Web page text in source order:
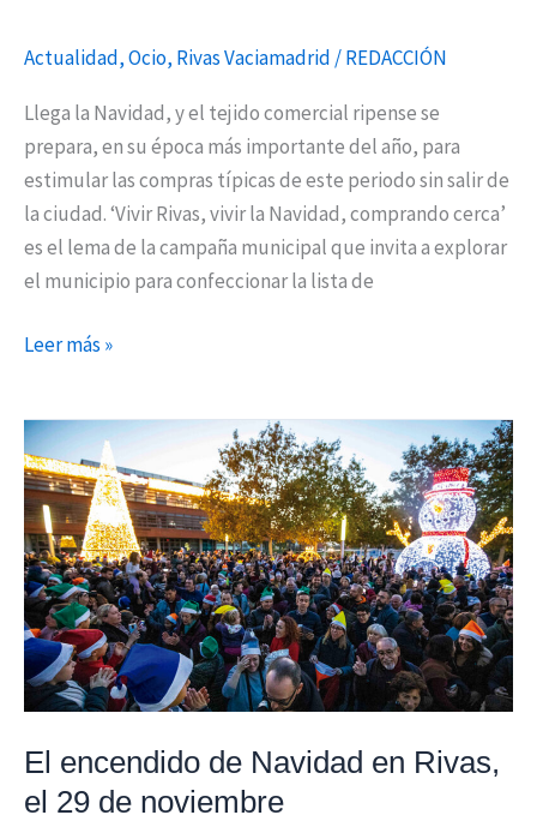
Actualidad,Ocio, Rivas Vaciamadrid /REDACCIÓN
Llega la Navidad, y el tejido comercial ripense se
prepara, en su época más importante del año, para
estimular las compras típicas de este periodo sin salir de
la ciudad. ‘Vivir Rivas, vivir la Navidad, comprando cerca’
es el lema de la campaña municipal que invita a explorar
el municipio para confeccionar la lista de
Leer más »
El encendido de Navidad en Rivas,
el 29 de noviembre
El
encendido
de
Navidad
en
Rivas,
el
29